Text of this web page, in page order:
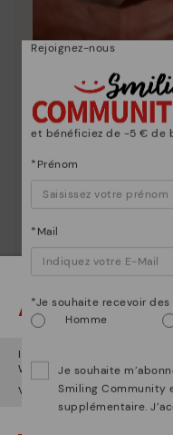
La nature de
Depuis 1984, nous
chaussure unique.
Attention !
Il semble que vous êtes en
Web deFrance.
Voulez-vous aller sur le
Rejoignez-nous
et bénéficiez de -5 € de
*Prénom
*Mail
*Je souhaite recevoir
Homme
Je souhaite
Smiling Community
supplémentaire.